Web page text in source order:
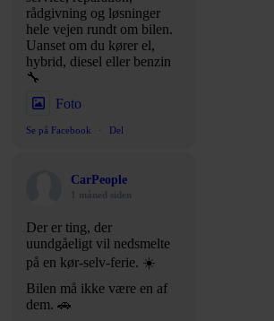
rådgivning og løsninger
hele vejen rundt om bilen.
Uanset om du kører el,
hybrid, diesel eller benzin
🔧
Foto
Se på Facebook · Del
CarPeople
1 måned siden
Der er ting, der
uundgåeligt vil nedsmelte
på en kør-selv-ferie. ☀️
Bilen må ikke være en af
dem. 🚗